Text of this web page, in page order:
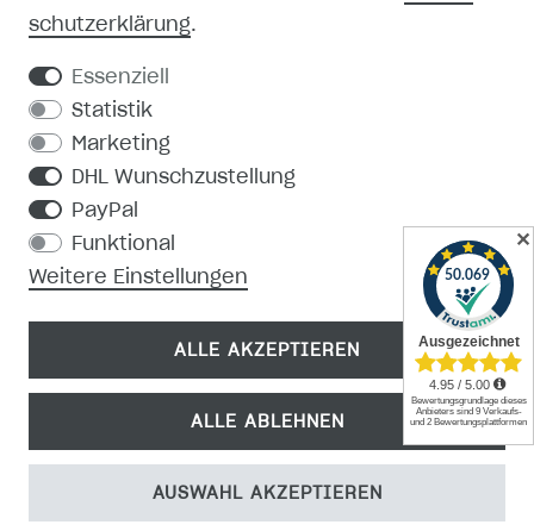
REGISTRIEREN
KONTAKT
PRODUKTKATALOG
MEDIEN-DOWNLOAD
© Copyright 2026 | Alle Rechte vorbehalten.
schutz­erklärung.
Essenziell
Statistik
Marketing
DHL Wunschzustellung
PayPal
Funktional
Weitere Einstellungen
ALLE AKZEPTIEREN
ALLE ABLEHNEN
AUSWAHL AKZEPTIEREN
✕